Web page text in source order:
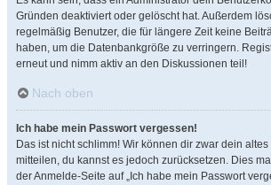
Gründen deaktiviert oder gelöscht hat. Außerdem
regelmäßig Benutzer, die für längere Zeit keine
haben, um die Datenbankgröße zu verringern.
erneut und nimm aktiv an den Diskussionen teil!
Nach oben
Ich habe mein Passwort vergessen!
Das ist nicht schlimm! Wir können dir zwar dein
mitteilen, du kannst es jedoch zurücksetzen. Dies
der Anmelde-Seite auf „Ich habe mein Passwort